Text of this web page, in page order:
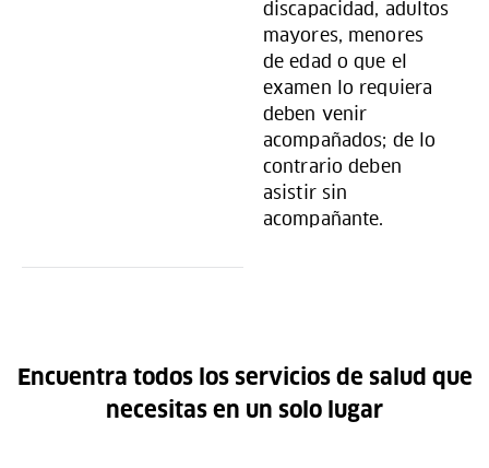
discapacidad, adultos
mayores, menores
de edad o que el
examen lo requiera
deben venir
acompañados; de lo
contrario deben
asistir sin
acompañante.
Encuentra todos los servicios de salud que
necesitas en un solo lugar